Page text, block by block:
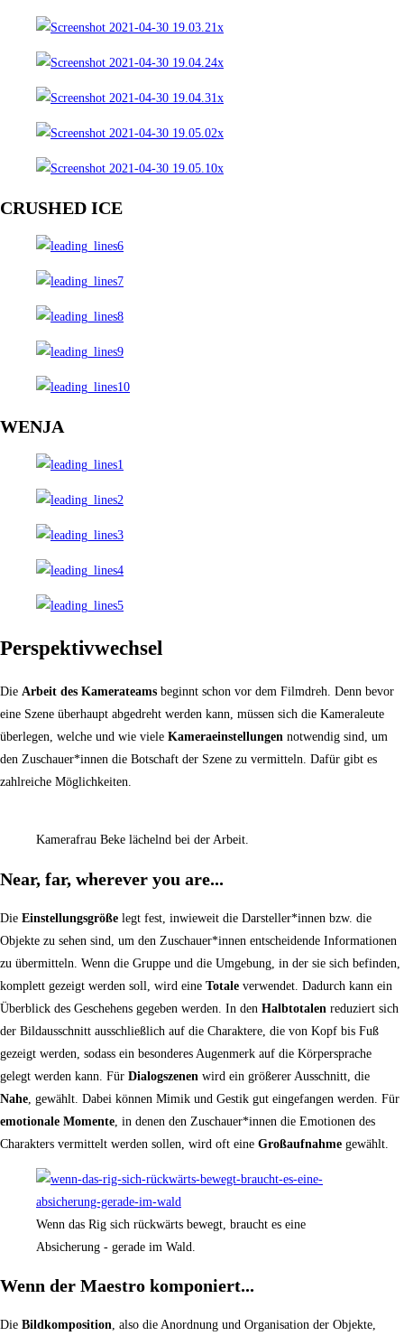
CRUSHED ICE
WENJA
Perspektivwechsel
Die Arbeit des Kamerateams beginnt schon vor dem Filmdreh. Denn bevor
eine Szene überhaupt abgedreht werden kann, müssen sich die Kameraleute
überlegen, welche und wie viele Kameraeinstellungen notwendig sind, um
den Zuschauer*innen die Botschaft der Szene zu vermitteln. Dafür gibt es
zahlreiche Möglichkeiten.
Kamerafrau Beke lächelnd bei der Arbeit.
Near, far, wherever you are...
Die Einstellungsgröße legt fest, inwieweit die Darsteller*innen bzw. die
Objekte zu sehen sind, um den Zuschauer*innen entscheidende Informationen
zu übermitteln. Wenn die Gruppe und die Umgebung, in der sie sich befinden,
komplett gezeigt werden soll, wird eine Totale verwendet. Dadurch kann ein
Überblick des Geschehens gegeben werden. In den Halbtotalen reduziert sich
der Bildausschnitt ausschließlich auf die Charaktere, die von Kopf bis Fuß
gezeigt werden, sodass ein besonderes Augenmerk auf die Körpersprache
gelegt werden kann. Für Dialogszenen wird ein größerer Ausschnitt, die
Nahe , gewählt. Dabei können Mimik und Gestik gut eingefangen werden. Für
emotionale Momente , in denen den Zuschauer*innen die Emotionen des
Charakters vermittelt werden sollen, wird oft eine Großaufnahme gewählt.
Wenn das Rig sich rückwärts bewegt, braucht es eine
Absicherung - gerade im Wald.
Wenn der Maestro komponiert...
Die Bildkomposition , also die Anordnung und Organisation der Objekte,